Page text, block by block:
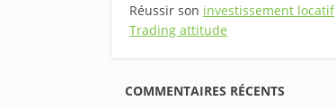
Réussir son investissement locatif
Trading attitude
COMMENTAIRES RÉCENTS